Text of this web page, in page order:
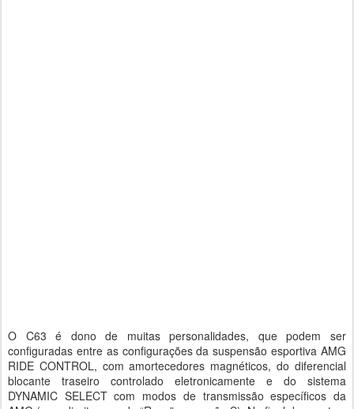
O C63 é dono de muitas personalidades, que podem ser
configuradas entre as configurações da suspensão esportiva AMG
RIDE CONTROL, com amortecedores magnéticos, do diferencial
blocante traseiro controlado eletronicamente e do sistema
DYNAMIC SELECT com modos de transmissão específicos da